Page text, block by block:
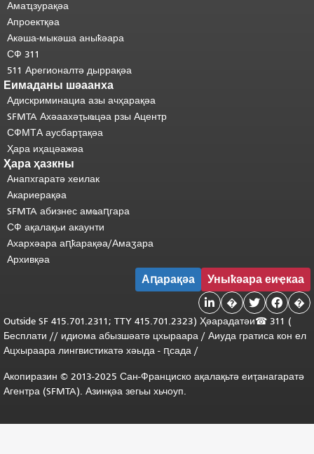
Амаҵзурақәа
Апроектқәа
Акәша-мыкәша аныҟәара
СФ 311
511 Арегионалтә дыррақәа
Еимаданы шәаанха
Адискриминациа азы ачҳарақәа
SFMTA Ахәаахәҭыҩцәа рзы Ацентр
СФМТА аусбарҭақәа
Ҳара иҳацәажәа
Ҳара ҳазкны
Анапхгаратә хеилак
Акариерақәа
SFMTA абизнес амҩаԥгара
СФ ақалақьи акаунти
Ахархәара аԥҟарақәа/Амаӡара
Архивқәа
Уныҟәара еиҿкаа
Аԥарақәа
�


�

☎ 311 (
Outside SF 415.701.2311; TTY 415.701.2323) Ҳәарадатәи
абызшәатә цхыраара / Аиуда гратиса кон ел
идиома
/
Бесплати /
Ацхыраара лингвистикатә хәыда - ԥсада /
Акопиразин © 2013-2025 Сан-Франциско ақалақьтә еиҭанагаратә
Агентра (SFMTA). Азинқәа зегьы хьчоуп.